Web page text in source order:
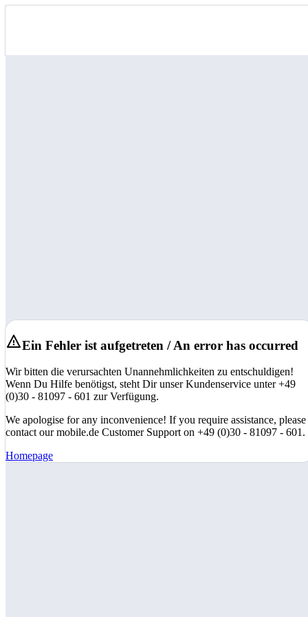
Ein Fehler ist aufgetreten / An error has occurred
Wir bitten die verursachten Unannehmlichkeiten zu entschuldigen!
Wenn Du Hilfe benötigst, steht Dir unser Kundenservice unter +49
(0)30 - 81097 - 601 zur Verfügung.
We apologise for any inconvenience! If you require assistance, please
contact our mobile.de Customer Support on +49 (0)30 - 81097 - 601.
Homepage